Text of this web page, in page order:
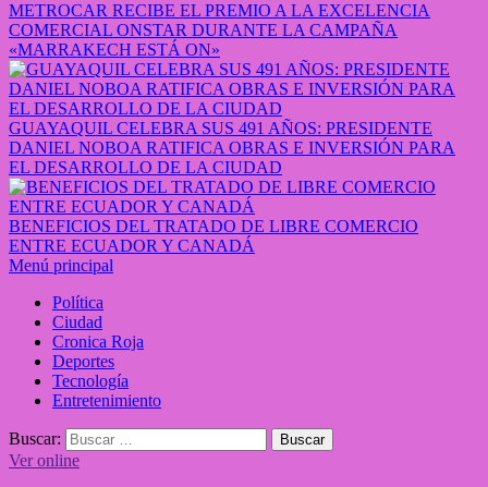
METROCAR RECIBE EL PREMIO A LA EXCELENCIA
COMERCIAL ONSTAR DURANTE LA CAMPAÑA
«MARRAKECH ESTÁ ON»
GUAYAQUIL CELEBRA SUS 491 AÑOS: PRESIDENTE
DANIEL NOBOA RATIFICA OBRAS E INVERSIÓN PARA
EL DESARROLLO DE LA CIUDAD
BENEFICIOS DEL TRATADO DE LIBRE COMERCIO
ENTRE ECUADOR Y CANADÁ
Menú principal
Política
Ciudad
Cronica Roja
Deportes
Tecnología
Entretenimiento
Buscar:
Ver online